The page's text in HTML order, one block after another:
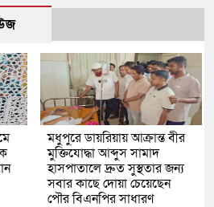
মধুপুরে ডায়রিয়ায় আক্রান্ত বীর
মুক্তিযোদ্ধা আব্দুস সামাদ
হাসপাতালে দ্রুত সুস্থতার জন্য
সবার কাছে দোয়া চেয়েছেন
পৌর বিএনপির সাধারণ